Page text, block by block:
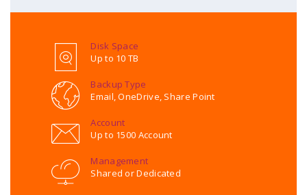
Disk Space
Up to 10 TB
Backup Type
Email, OneDrive, Share Point
Account
Up to 1500 Account
Management
Shared or Dedicated